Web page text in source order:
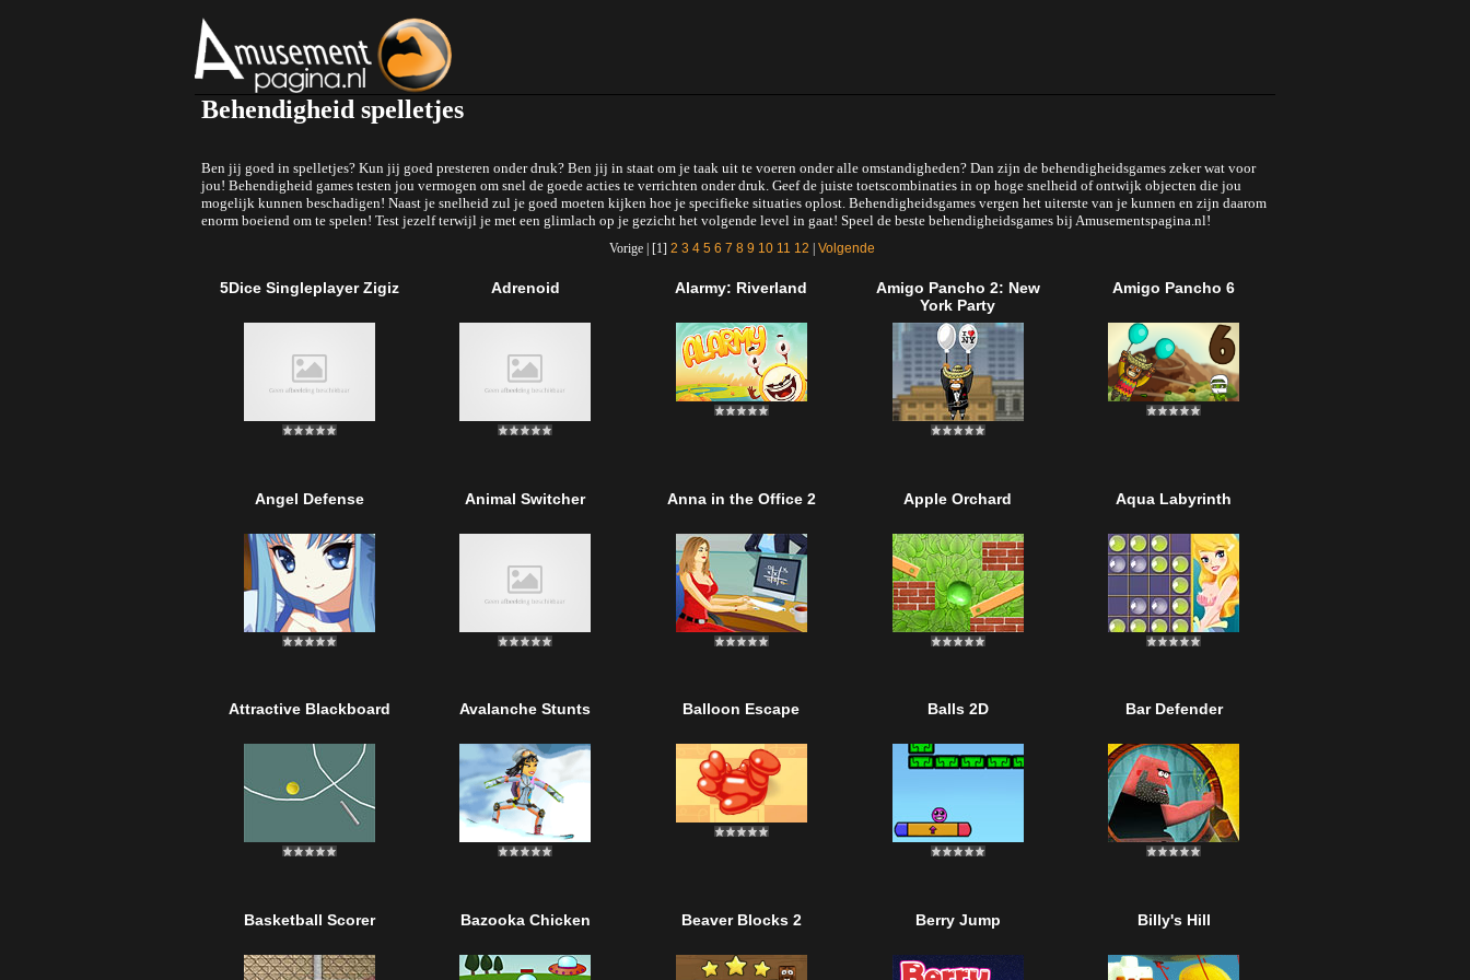
Behendigheid spelletjes
Ben jij goed in spelletjes? Kun jij goed presteren onder druk? Ben jij in staat om je taak uit te voeren onder alle omstandigheden? Dan zijn de behendigheidsgames zeker wat voor
jou! Behendigheid games testen jou vermogen om snel de goede acties te verrichten onder druk. Geef de juiste toetscombinaties in op hoge snelheid of ontwijk objecten die jou
mogelijk kunnen beschadigen! Naast je snelheid zul je goed moeten kijken hoe je specifieke situaties oplost. Behendigheidsgames vergen het uiterste van je kunnen en zijn daarom
enorm boeiend om te spelen! Test jezelf terwijl je met een glimlach op je gezicht het volgende level in gaat! Speel de beste behendigheidsgames bij Amusementspagina.nl!
Vorige | [1] 2 3 4 5 6 7 8 9 10 11 12 Volgende
5Dice Singleplayer Zigiz Adrenoid Alarmy: Riverland
Amigo Pancho 2: New
York Party
Amigo Pancho 6
Angel Defense Animal Switcher Anna in the Office 2 Apple Orchard Aqua Labyrinth
Attractive Blackboard Avalanche Stunts Balloon Escape Balls 2D Bar Defender
Basketball Scorer Bazooka Chicken Beaver Blocks 2 Berry Jump Billy's Hill